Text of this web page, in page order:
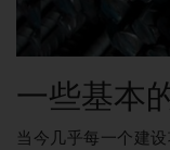
一些基本
当今几乎每一个建